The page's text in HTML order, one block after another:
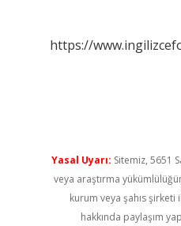
https://
Yasal Uyarı: Sitemiz, 5651
veya araştırma
kurum veya şahıs
hakkında paylaşım